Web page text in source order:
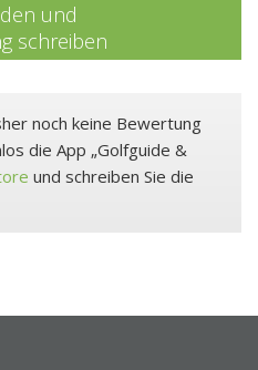
und
schreiben
noch keine Bewertung
die App „Golfguide &
und schreiben Sie die